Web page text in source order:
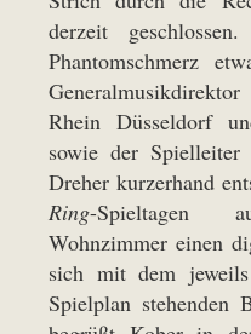
derzeit
Phantomschmerz
Rhein Düsseldorf
sowie der Spielleiter
Dreher kurzerhand
Ring-Spieltagen
Wohnzimmer einen
sich mit dem
Spielplan stehenden